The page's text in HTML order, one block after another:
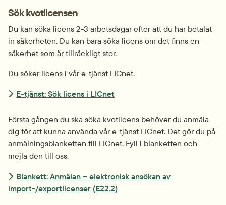
Sök kvotlicensen
Du kan söka licens 2-3 arbetsdagar efter att du har betalat
in säkerheten. Du kan bara söka licens om det finns en
säkerhet som är tillräckligt stor.
Du söker licens i vår e-tjänst LICnet.
E-tjänst: Sök licens i LICnet
Första gången du ska söka kvotlicens behöver du anmäla
dig för att kunna använda vår e-tjänst LICnet. Det gör du på
anmälningsblanketten till LICnet. Fyll i blanketten och
mejla den till oss.
Blankett: Anmälan – elektronisk ansökan av
import-/exportlicenser (E22.2)